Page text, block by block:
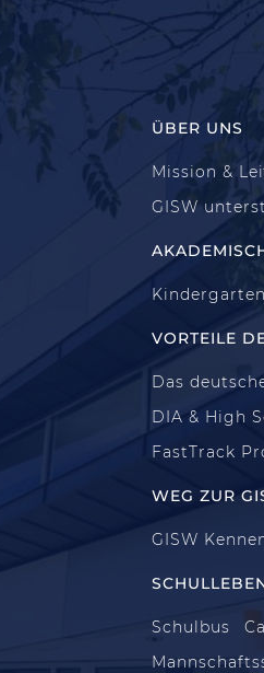
ÜBER UNS
Mission &
GISW
Kindergarten
VORTEILE
Das
DIA & High
FastTrack
WEG ZUR
GISW
Schulbus